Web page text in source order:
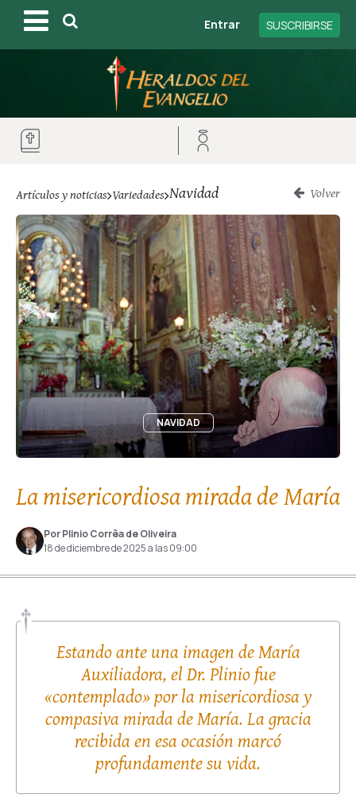
Entrar SUSCRIBIRSE
Artículos y noticias Variedades Navidad Volver
NAVIDAD
La misericordiosa mirada de María
Por Plinio Corrêa de Oliveira
18 de diciembre de 2025 a las 09:00
Estando ante una imagen de María
Auxiliadora, el Dr. Plinio fue
«contemplado» por la misericordiosa y
compasiva mirada de María. La gracia
recibida en esa ocasión marcó
profundamente su vida.